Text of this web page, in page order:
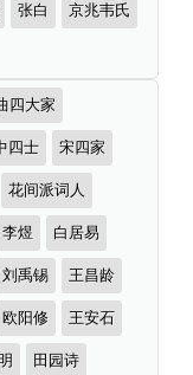
张白 京兆韦氏
四大家
四士 宋四家
花间派词人
李煜 白居易
刘禹锡 王昌龄
欧阳修 王安石
田园诗